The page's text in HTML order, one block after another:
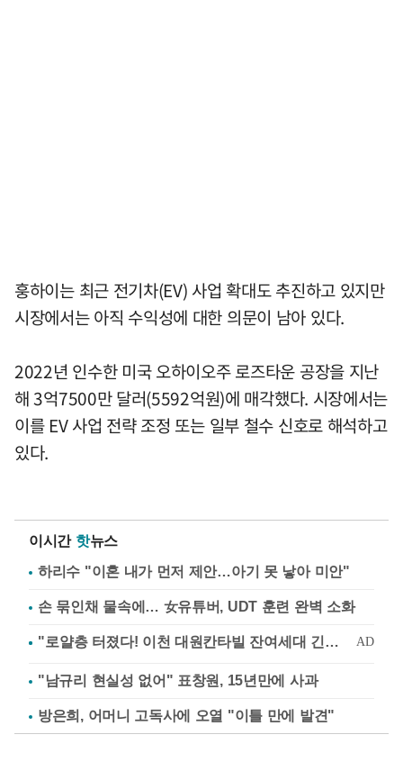
훙하이는 최근 전기차(EV) 사업 확대도 추진하고 있지만
시장에서는 아직 수익성에 대한 의문이 남아 있다.
2022년 인수한 미국 오하이오주 로즈타운 공장을 지난
해 3억7500만 달러(5592억원)에 매각했다. 시장에서는
이를 EV 사업 전략 조정 또는 일부 철수 신호로 해석하고
있다.
이시간 핫뉴스
하리수 "이혼 내가 먼저 제안…아기 못 낳아 미안"
손 묶인채 물속에… 女유튜버, UDT 훈련 완벽 소화
"남규리 현실성 없어" 표창원, 15년만에 사과
방은희, 어머니 고독사에 오열 "이틀 만에 발견"